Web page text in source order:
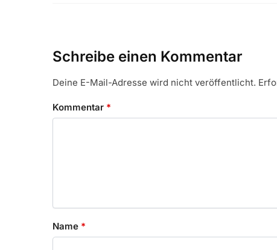
Schreibe einen Kommentar
Deine E-Mail-Adresse wird nicht veröffentlicht.
Kommentar *
Name *